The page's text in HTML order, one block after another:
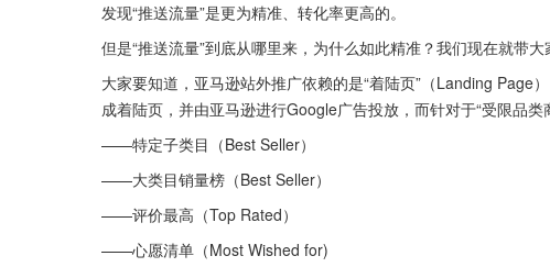
发现“推送流量”是更为精准、转化率更高的。
但是“推送流量”到底从哪里来，为什么如此精准？我们现在就带大
大家要知道，亚马逊站外推广依赖的是“着陆页”（Landing Page
成着陆页，并由亚马逊进行Google广告投放，而针对于“受限品类
——特定子类目（Best Seller）
——大类目销量榜（Best Seller）
——评价最高（Top Rated）
——心愿清单（Most Wished for)